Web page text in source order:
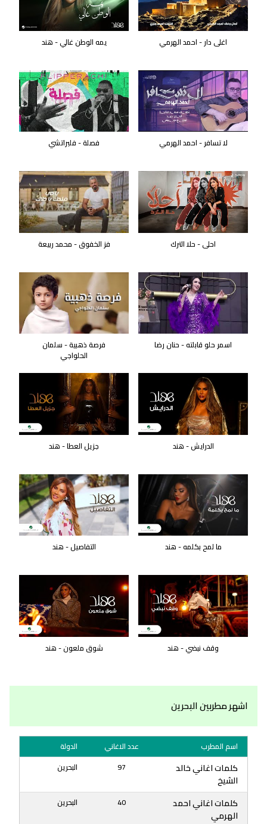
اغلى دار - احمد الهرمي يمه الوطن غالي - هند
لا تسافر - احمد الهرمي فصلة - فلبراتشي
احلى - حلا الترك فز الخفوق - محمد ربيعة
اسمر حلو قابلته - حنان رضا فرصة ذهبية - سلمان
الحلواجي
الدرايش - هند جزيل العطا - هند
ما لمح بكلمه - هند التفاصيل - هند
وقف نبضي - هند شوق ملعون - هند
اشهر مطربين البحرين
اسم المطرب عدد الاغاني الدولة
كلمات اغاني خالد
الشيخ
97 البحرين
كلمات اغاني احمد
الهرمي
40 البحرين